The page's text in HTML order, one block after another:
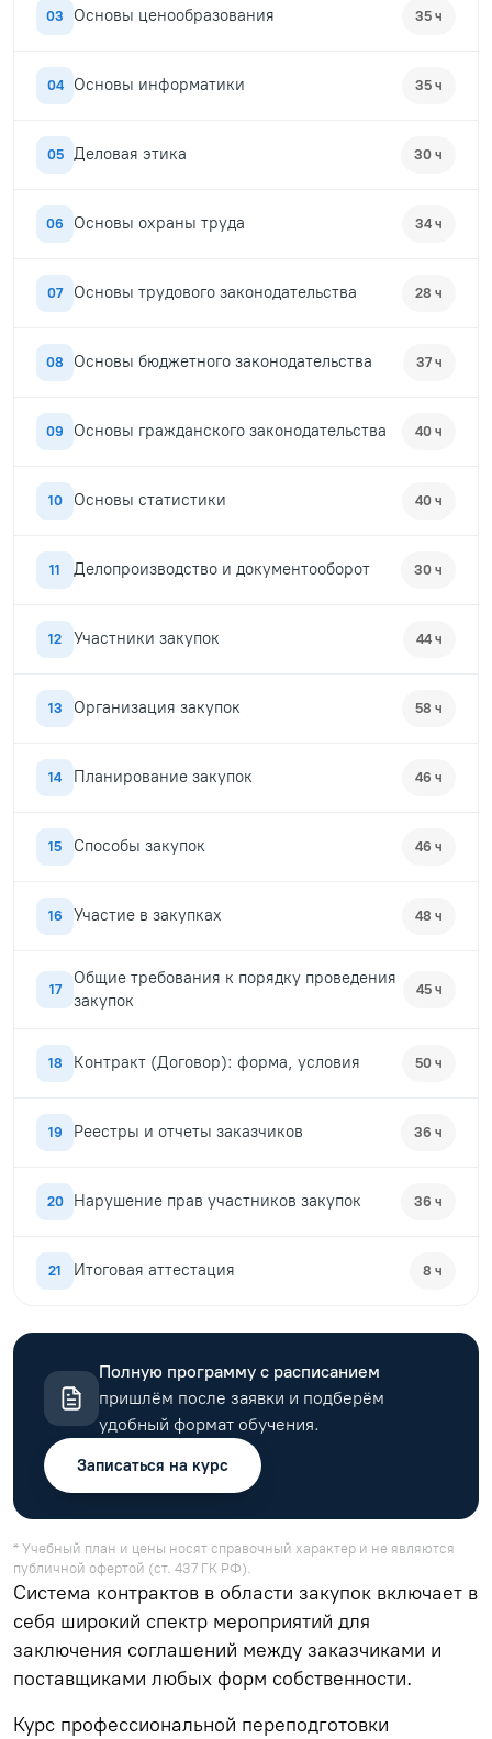
03 Основы ценообразования 35 ч
04 Основы информатики 35 ч
05 Деловая этика 30 ч
06 Основы охраны труда 34 ч
07 Основы трудового законодательства 28 ч
08 Основы бюджетного законодательства 37 ч
09 Основы гражданского законодательства 40 ч
10 Основы статистики 40 ч
11 Делопроизводство и документооборот 30 ч
12 Участники закупок 44 ч
13 Организация закупок 58 ч
14 Планирование закупок 46 ч
15 Способы закупок 46 ч
16 Участие в закупках 48 ч
17
Общие требования к порядку проведения
закупок
45 ч
18 Контракт (Договор): форма, условия 50 ч
19 Реестры и отчеты заказчиков 36 ч
20 Нарушение прав участников закупок 36 ч
21 Итоговая аттестация 8 ч
Полную программу с расписанием
пришлём после заявки и подберём
удобный формат обучения.
Записаться на курс
* Учебный план и цены носят справочный характер и не являются
публичной офертой (ст. 437 ГК РФ).
Система контрактов в области закупок включает в
себя широкий спектр мероприятий для
заключения соглашений между заказчиками и
поставщиками любых форм собственности.
Курс профессиональной переподготовки